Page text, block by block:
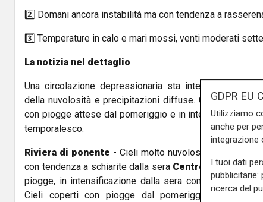
2️⃣ Domani ancora instabilità ma con tendenza a
3️⃣ Temperature in calo e mari mossi, venti moderati
La notizia nel dettaglio
Una circolazione depressionaria sta interessando la
della nuvolosità e precipitazioni diffuse. Già dal
con piogge attese dal pomeriggio e in intensificazione
temporalesco.
Riviera di ponente - Cieli molto nuvolosi o coperti per
con tendenza a schiarite dalla sera Centro
- Cieli
piogge, in intensificazione dalla sera con rovesci e
Cieli coperti con piogge dal pomeriggio, in
GDPR EU
Utilizziamo
anche per
integrazione
I tuoi dati
pubblicitarie:
ricerca del